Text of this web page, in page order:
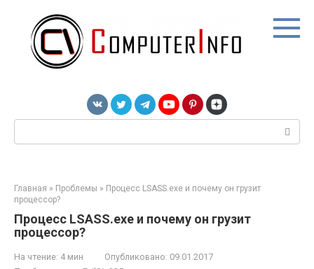
контенту
Главная » Проблемы » Процесс LSASS.exe и почему он грузит
процессор?
Процесс LSASS.exe и почему он грузит
процессор?
На чтение: 4 мин Опубликовано: 09.01.2017